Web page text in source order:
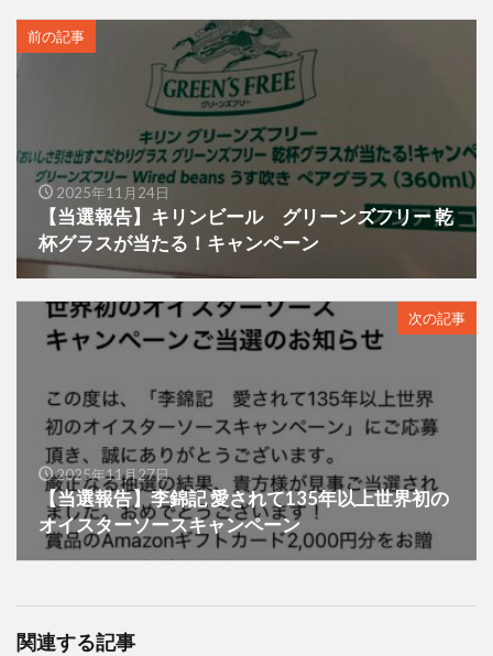
前の記事
2025年11月24日
【当選報告】キリンビール グリーンズフリー 乾
杯グラスが当たる！キャンペーン
次の記事
2025年11月27日
【当選報告】李錦記 愛されて135年以上世界初の
オイスターソースキャンペーン
関連する記事